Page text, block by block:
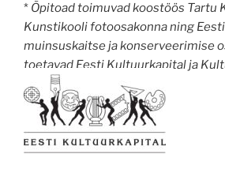
* Õpitoadtoimuvad koostöös Tartu
Kunstikooli fotoosakonna ning
muinsuskaitse ja konserveerimise
toetavad Eesti Kultuurkapital ja